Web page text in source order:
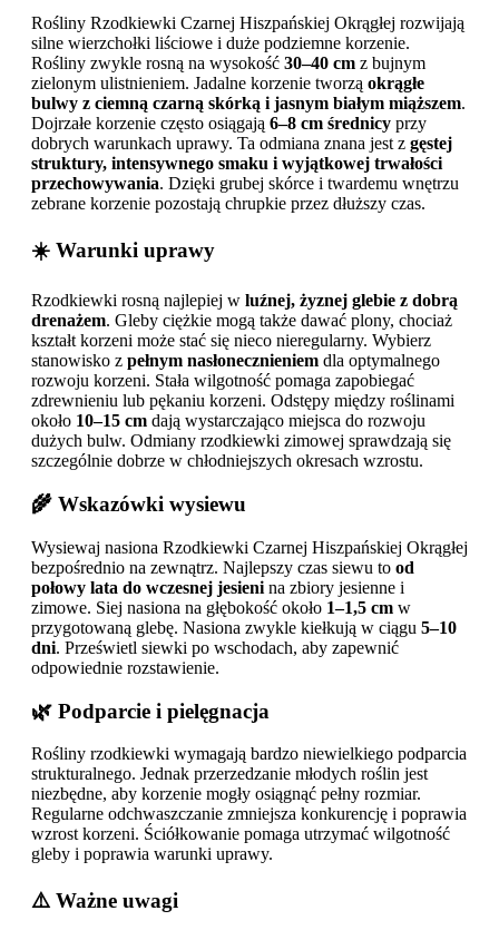
Rośliny Rzodkiewki Czarnej Hiszpańskiej Okrągłej rozwijają
silne wierzchołki liściowe i duże podziemne korzenie.
Rośliny zwykle rosną na wysokość 30–40 cm z bujnym
zielonym ulistnieniem. Jadalne korzenie tworzą okrągłe
bulwy z ciemną czarną skórką i jasnym białym miąższem.
Dojrzałe korzenie często osiągają 6–8 cm średnicy przy
dobrych warunkach uprawy. Ta odmiana znana jest z gęstej
struktury, intensywnego smaku i wyjątkowej trwałości
przechowywania. Dzięki grubej skórce i twardemu wnętrzu
zebrane korzenie pozostają chrupkie przez dłuższy czas.
☀️ Warunki uprawy
Rzodkiewki rosną najlepiej w luźnej, żyznej glebie z dobrą
drenażem. Gleby ciężkie mogą także dawać plony, chociaż
kształt korzeni może stać się nieco nieregularny. Wybierz
stanowisko z pełnym nasłonecznieniem dla optymalnego
rozwoju korzeni. Stała wilgotność pomaga zapobiegać
zdrewnieniu lub pękaniu korzeni. Odstępy między roślinami
około 10–15 cm dają wystarczająco miejsca do rozwoju
dużych bulw. Odmiany rzodkiewki zimowej sprawdzają się
szczególnie dobrze w chłodniejszych okresach wzrostu.
🌾 Wskazówki wysiewu
Wysiewaj nasiona Rzodkiewki Czarnej Hiszpańskiej Okrągłej
bezpośrednio na zewnątrz. Najlepszy czas siewu to od
połowy lata do wczesnej jesieni na zbiory jesienne i
zimowe. Siej nasiona na głębokość około 1–1,5 cm w
przygotowaną glebę. Nasiona zwykle kiełkują w ciągu 5–10
dni. Prześwietl siewki po wschodach, aby zapewnić
odpowiednie rozstawienie.
🌿 Podparcie i pielęgnacja
Rośliny rzodkiewki wymagają bardzo niewielkiego podparcia
strukturalnego. Jednak przerzedzanie młodych roślin jest
niezbędne, aby korzenie mogły osiągnąć pełny rozmiar.
Regularne odchwaszczanie zmniejsza konkurencję i poprawia
wzrost korzeni. Ściółkowanie pomaga utrzymać wilgotność
gleby i poprawia warunki uprawy.
⚠️ Ważne uwagi